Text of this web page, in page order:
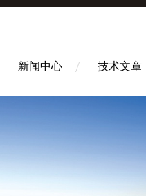
新闻中心 技术文章